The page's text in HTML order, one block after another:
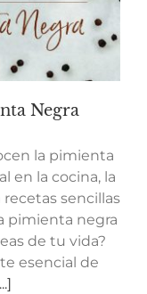
Negra
la pimienta
en la cocina, la
sencillas
pimienta negra
de tu vida?
esencial de